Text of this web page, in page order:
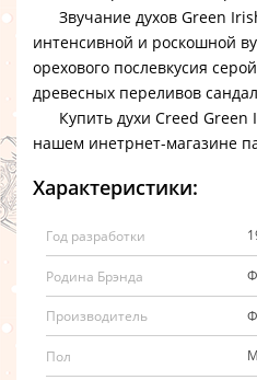
Звучание духов Green
интенсивной и роскошной
орехового послевкусия
древесных переливов
Купить духи Creed Green
нашем инетрнет-магазине
Характеристики:
Год разработки
Родина Брэнда
Производитель
Пол